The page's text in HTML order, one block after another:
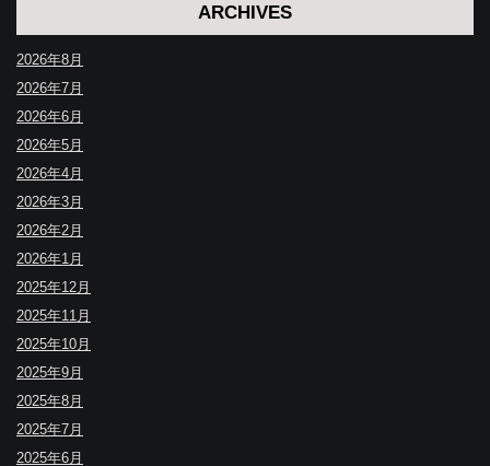
ARCHIVES
2026年8月
2026年7月
2026年6月
2026年5月
2026年4月
2026年3月
2026年2月
2026年1月
2025年12月
2025年11月
2025年10月
2025年9月
2025年8月
2025年7月
2025年6月